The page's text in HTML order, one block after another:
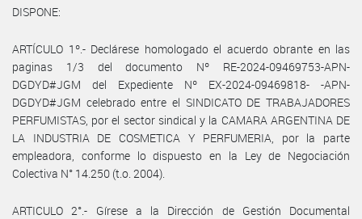
DISPONE:
ARTÍCULO 1º.- Declárese homologado el acuerdo obrante en las
paginas 1/3 del documento Nº RE-2024-09469753-APN-
DGDYD#JGM del Expediente Nº EX-2024-09469818- -APN-
DGDYD#JGM celebrado entre el SINDICATO DE TRABAJADORES
PERFUMISTAS, por el sector sindical y la CAMARA ARGENTINA DE
LA INDUSTRIA DE COSMETICA Y PERFUMERIA, por la parte
empleadora, conforme lo dispuesto en la Ley de Negociación
Colectiva N° 14.250 (t.o. 2004).
ARTICULO 2°.- Gírese a la Dirección de Gestión Documental